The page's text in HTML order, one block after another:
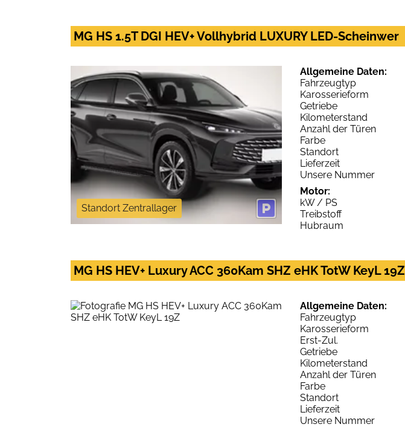
MG HS 1.5T DGI HEV+ Vollhybrid LUXURY LED-Scheinwer
Standort Zentrallager
Allgemeine Daten:
Fahrzeugtyp
Karosserieform
Getriebe
Kilometerstand
Anzahl der Türen
Farbe
Standort
Lieferzeit
Unsere Nummer
Motor:
kW / PS
Treibstoff
Hubraum
MG HS HEV+ Luxury ACC 360Kam SHZ eHK TotW KeyL 19Z
Allgemeine Daten:
Fahrzeugtyp
Karosserieform
Erst-Zul.
Getriebe
Kilometerstand
Anzahl der Türen
Farbe
Standort
Lieferzeit
Unsere Nummer